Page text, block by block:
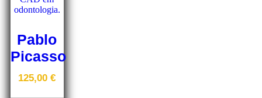
Pablo
Picasso
125,00€